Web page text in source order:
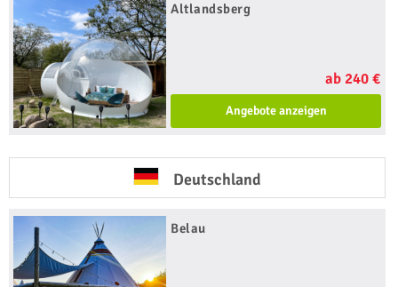
Altlandsberg
ab 240 €
Angebote anzeigen
Deutschland
Belau